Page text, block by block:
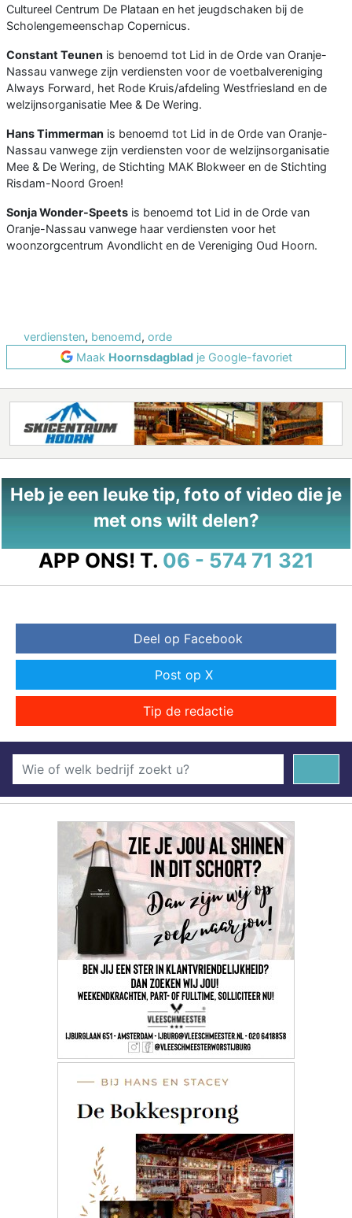
Cultureel Centrum De Plataan en het jeugdschaken bij de
Scholengemeenschap Copernicus.
Constant Teunen is benoemd tot Lid in de Orde van Oranje-
Nassau vanwege zijn verdiensten voor de voetbalvereniging
Always Forward, het Rode Kruis/afdeling Westfriesland en de
welzijnsorganisatie Mee & De Wering.
Hans Timmerman is benoemd tot Lid in de Orde van Oranje-
Nassau vanwege zijn verdiensten voor de welzijnsorganisatie
Mee & De Wering, de Stichting MAK Blokweer en de Stichting
Risdam-Noord Groen!
Sonja Wonder-Speets is benoemd tot Lid in de Orde van
Oranje-Nassau vanwege haar verdiensten voor het
woonzorgcentrum Avondlicht en de Vereniging Oud Hoorn.
verdiensten, benoemd, orde
Maak Hoornsdagbladje Google-favoriet
Heb je een leuke tip, foto of video die je
met ons wilt delen?
APP ONS! T. 06 - 574 71 321
Deel op Facebook
Post op X
Tip de redactie